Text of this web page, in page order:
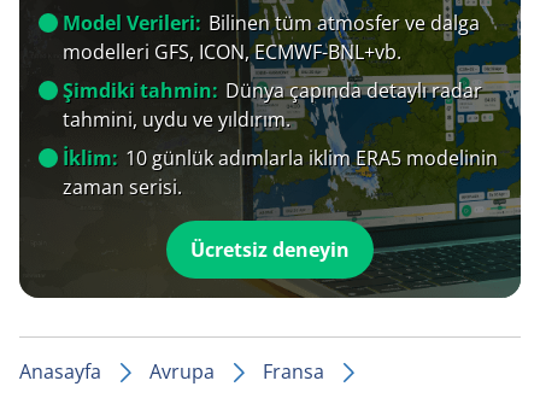
Model Verileri: Bilinen tüm atmosfer ve dalga
modelleri GFS, ICON, ECMWF-BNL+vb.
Şimdiki tahmin: Dünya çapında detaylı radar
tahmini, uydu ve yıldırım.
İklim: 10 günlük adımlarla iklim ERA5 modelinin
zaman serisi.
Ücretsiz deneyin
Anasayfa Avrupa
Fransa